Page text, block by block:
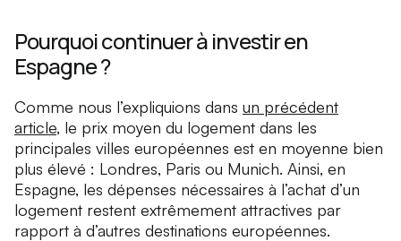
Pourquoi continuer à investir en
Espagne ?
Comme nous l’expliquions dans un précédent
article, le prix moyen du logement dans les
principales villes européennes est en moyenne bien
plus élevé : Londres, Paris ou Munich. Ainsi, en
Espagne, les dépenses nécessaires à l’achat d’un
logement restent extrêmement attractives par
rapport à d’autres destinations européennes.